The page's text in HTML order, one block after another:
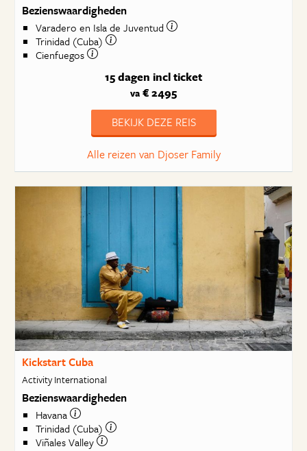
Bezienswaardigheden
Varadero en Isla de Juventud
Trinidad (Cuba)
Cienfuegos
15 dagen incl ticket
va € 2495
BEKIJK DEZE REIS
Alle reizen van Djoser Family
Kickstart Cuba
Activity International
Bezienswaardigheden
Havana
Trinidad (Cuba)
Viñales Valley